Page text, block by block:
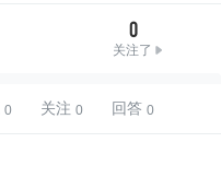
0
关注了
关注 回答